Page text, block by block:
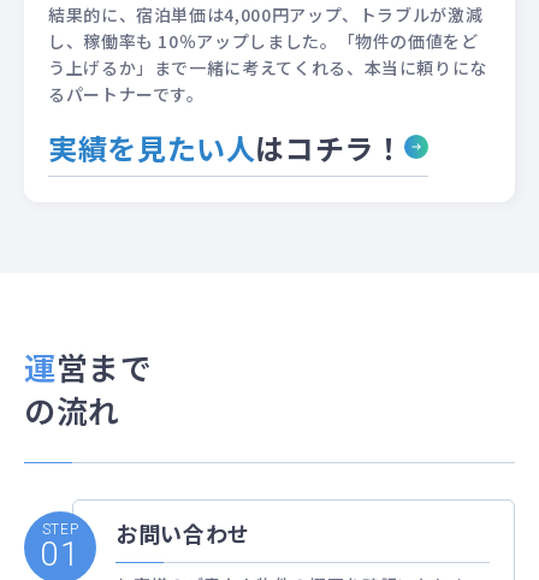
結果的に、宿泊単価は4,000円アップ、トラブルが激減
し、稼働率も 10％アップしました。「物件の価値をど
う上げるか」まで一緒に考えてくれる、本当に頼りにな
るパートナーです。
実績を見たい人はコチラ！
運営まで
の流れ
STEP お問い合わせ